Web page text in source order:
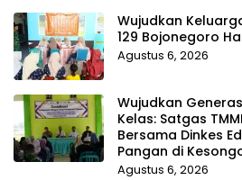
Wujudkan
129 Bojonegoro
Agustus 6, 2026
Wujudkan
Kelas: Satgas
Bersama Dinkes
Pangan di
Agustus 6, 2026